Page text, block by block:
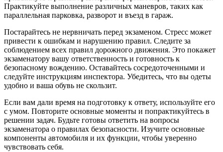
Практикуйте выполнение различных маневров, таких как
параллельная парковка, разворот и въезд в гараж.
Постарайтесь не нервничать перед экзаменом. Стресс может
привести к ошибкам и нарушению правил. Следите за
соблюдением всех правил дорожного движения. Это покажет
экзаменатору вашу ответственность и готовность к
безопасному вождению. Оставайтесь сосредоточенными и
следуйте инструкциям инспектора. Убедитесь, что вы одеты
удобно и ваша обувь не скользит.
Если вам дали время на подготовку к ответу, используйте его
с умом. Повторите основные моменты и попрактикуйтесь в
решении задач. Будьте готовы ответить на вопросы
экзаменатора о правилах безопасности. Изучите основные
компоненты автомобиля и их функции, чтобы уверенно
чувствовать себя.